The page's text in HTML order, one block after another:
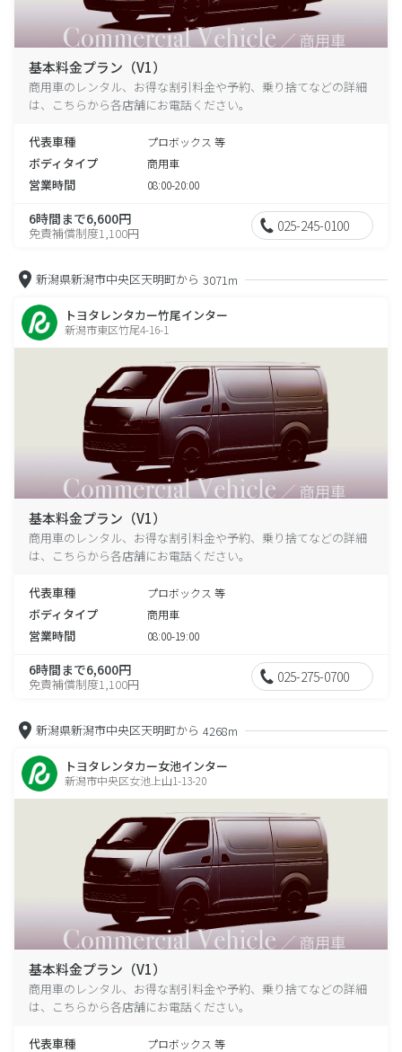
基本料金プラン（V1）
商用車のレンタル、お得な割引料金や予約、乗り捨てなどの詳細
は、こちらから各店舗にお電話ください。
代表車種 プロボックス 等
ボディタイプ 商用車
営業時間 08:00-20:00
6時間まで6,600円
免責補償制度1,100円 025-245-0100
新潟県新潟市中央区天明町から 3071m
トヨタレンタカー竹尾インター
新潟市東区竹尾4-16-1
基本料金プラン（V1）
商用車のレンタル、お得な割引料金や予約、乗り捨てなどの詳細
は、こちらから各店舗にお電話ください。
代表車種 プロボックス 等
ボディタイプ 商用車
営業時間 08:00-19:00
6時間まで6,600円
免責補償制度1,100円 025-275-0700
新潟県新潟市中央区天明町から 4268m
トヨタレンタカー女池インター
新潟市中央区女池上山1-13-20
基本料金プラン（V1）
商用車のレンタル、お得な割引料金や予約、乗り捨てなどの詳細
は、こちらから各店舗にお電話ください。
代表車種 プロボックス 等